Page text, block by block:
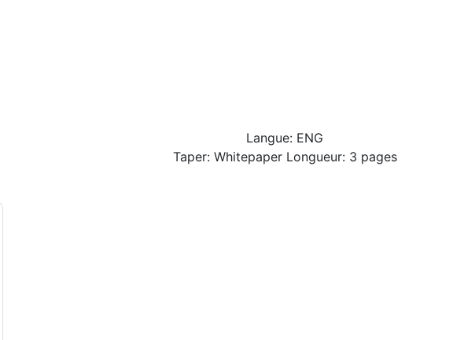
Langue: ENG
Taper: Whitepaper Longueur: 3 pages